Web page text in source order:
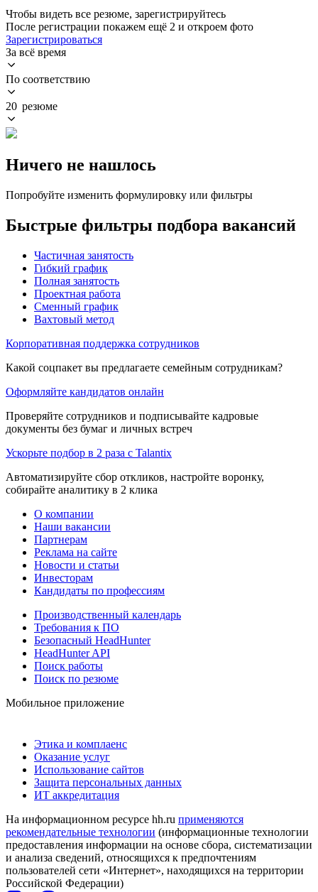
Чтобы видеть все резюме, зарегистрируйтесь
После регистрации покажем ещё 2 и откроем фото
Зарегистрироваться
За всё время
По соответствию
20 резюме
Ничего не нашлось
Попробуйте изменить формулировку или фильтры
Быстрые фильтры подбора вакансий
Частичная занятость
Гибкий график
Полная занятость
Проектная работа
Сменный график
Вахтовый метод
Корпоративная поддержка сотрудников
Какой соцпакет вы предлагаете семейным сотрудникам?
Оформляйте кандидатов онлайн
Проверяйте сотрудников и подписывайте кадровые
документы без бумаг и личных встреч
Ускорьте подбор в 2 раза с Talantix
Автоматизируйте сбор откликов, настройте воронку,
собирайте аналитику в 2 клика
О компании
Наши вакансии
Партнерам
Реклама на сайте
Новости и статьи
Инвесторам
Кандидаты по профессиям
Производственный календарь
Требования к ПО
Безопасный HeadHunter
HeadHunter API
Поиск работы
Поиск по резюме
Мобильное приложение
Этика и комплаенс
Оказание услуг
Использование сайтов
Защита персональных данных
ИТ аккредитация
На информационном ресурсе hh.ru применяются
рекомендательные технологии (информационные технологии
предоставления информации на основе сбора, систематизации
и анализа сведений, относящихся к предпочтениям
пользователей сети «Интернет», находящихся на территории
Российской Федерации)